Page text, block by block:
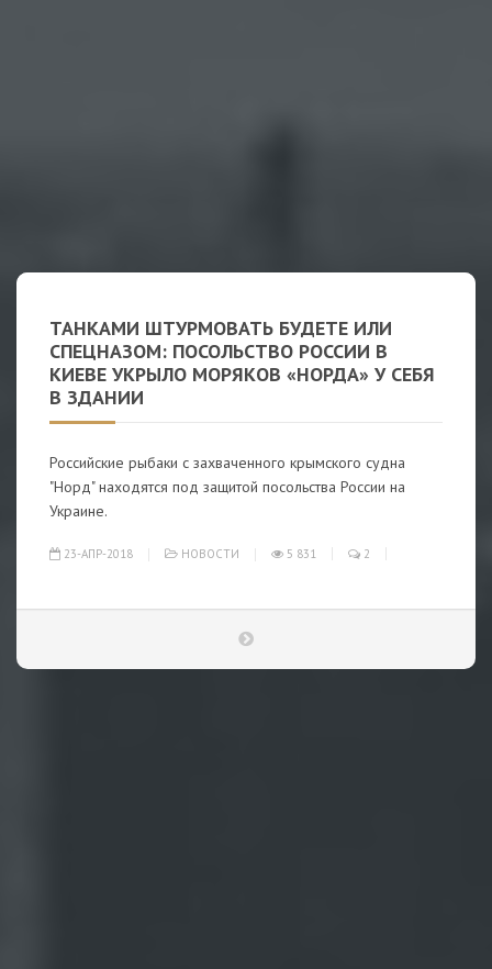
ТАНКАМИ ШТУРМОВАТЬ БУДЕТЕ ИЛИ
СПЕЦНАЗОМ: ПОСОЛЬСТВО РОССИИ В
КИЕВЕ УКРЫЛО МОРЯКОВ «НОРДА» У СЕБЯ
В ЗДАНИИ
Российские рыбаки с захваченного крымского судна
"Норд" находятся под защитой посольства России на
Украине.
23-АПР-2018 НОВОСТИ 5 831 2